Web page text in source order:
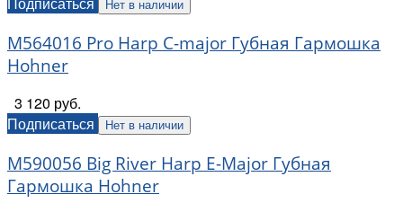
Нет в наличии
M564016 Pro Harp C-major Губная Гармошка
Hohner
3 120 руб.
Подписаться
Нет в наличии
M590056 Big River Harp E-Major Губная
Гармошка Hohner